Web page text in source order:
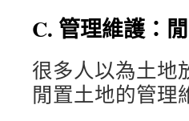
C. 管理維護：
很多人以為土地
閒置土地的管理